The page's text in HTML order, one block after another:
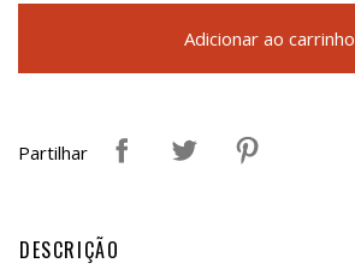
Adicionar ao carrinho
Partilhar
DESCRIÇÃO